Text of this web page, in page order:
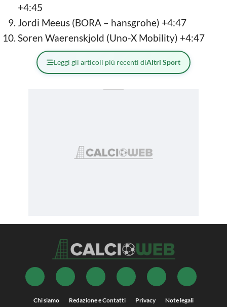
+4:45
Jordi Meeus (BORA – hansgrohe) +4:47
Soren Waerenskjold (Uno-X Mobility) +4:47
Leggi gli articoli più recenti diAltri Sport
Chi siamo Redazione e Contatti Privacy Note legali